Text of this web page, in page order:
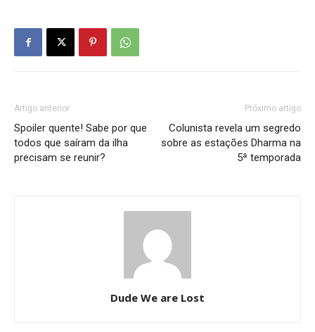
Artigo anterior
Spoiler quente! Sabe por que
todos que saíram da ilha
precisam se reunir?
Próximo artigo
Colunista revela um segredo
sobre as estações Dharma na
5ª temporada
Dude We are Lost